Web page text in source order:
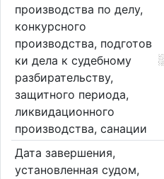
производства по делу,
конкурсного
производства, подготов
ки дела к судебному
разбирательству,
защитного периода,
ликвидационного
производства, санации
Дата завершения,
установленная судом,